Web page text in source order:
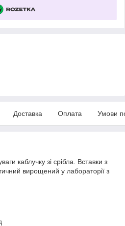
Доставка Оплата Умови
каблучку зі срібла. Вставки з
вирощений у лабораторії з